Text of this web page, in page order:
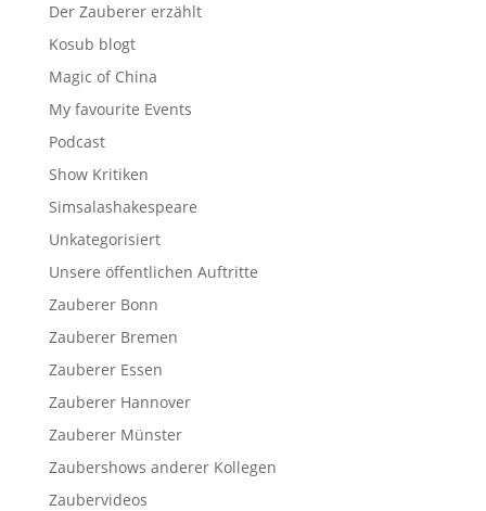
Der Zauberer erzählt
Kosub blogt
Magic of China
My favourite Events
Podcast
Show Kritiken
Simsalashakespeare
Unkategorisiert
Unsere öffentlichen Auftritte
Zauberer Bonn
Zauberer Bremen
Zauberer Essen
Zauberer Hannover
Zauberer Münster
Zaubershows anderer Kollegen
Zaubervideos